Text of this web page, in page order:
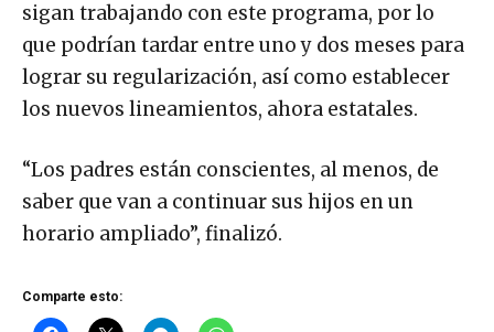
sigan trabajando con este programa, por lo
que podrían tardar entre uno y dos meses para
lograr su regularización, así como establecer
los nuevos lineamientos, ahora estatales.
“Los padres están conscientes, al menos, de
saber que van a continuar sus hijos en un
horario ampliado”, finalizó.
Comparte esto: